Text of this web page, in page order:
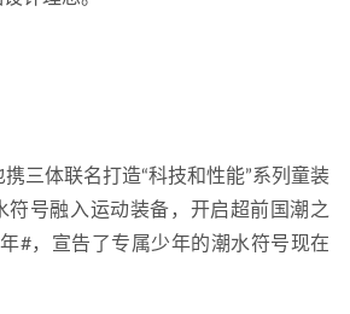
携三体联名打造“科技和性能”系列童装
符号融入运动装备，开启超前国潮之
#，宣告了专属少年的潮水符号现在